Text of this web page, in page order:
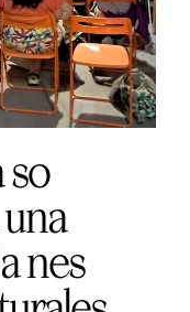
so
nes